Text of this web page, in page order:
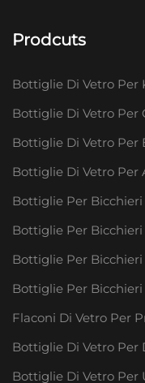
Prodcuts
Bottiglie Di Vetro Per
Bottiglie Di Vetro Per
Bottiglie Di Vetro Per
Bottiglie Di Vetro Per
Bottiglie Per Bicchieri
Bottiglie Per
Bottiglie Per
Bottiglie Per Bicchieri
Flaconi Di Vetro Per
Bottiglie Di Vetro Per
Bottiglie Di Vetro Per